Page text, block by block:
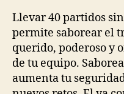
Llevar 40 partidos
permite saborear el
querido, poderoso y
de tu equipo.
aumenta tu